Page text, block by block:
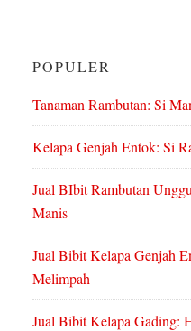
POPULER
Tanaman Rambutan: Si
Kelapa Genjah Entok: Si
Jual BIbit Rambutan
Manis
Jual Bibit Kelapa Genjah
Melimpah
Jual Bibit Kelapa Gading: